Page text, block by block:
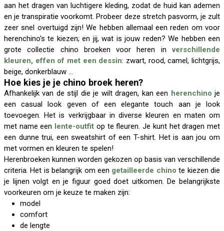
aan het dragen van luchtigere kleding, zodat de huid kan ademen
en je transpiratie voorkomt. Probeer deze stretch pasvorm, je zult
zeer snel overtuigd zijn! We hebben allemaal een reden om voor
herenchino's te kiezen; en jij, wat is jouw reden? We hebben een
grote collectie chino broeken voor heren inverschillende
kleuren, effen of met een dessin: zwart, rood, camel, lichtgrijs,
beige, donkerblauw ...
Hoe kies je je chino broek heren?
Afhankelijk van de stijl die je wilt dragen, kan een herenchino je
een casual look geven of een elegante touch aan je look
toevoegen. Het is verkrijgbaar in diverse kleuren en maten om
met name een lente-outfit op te fleuren. Je kunt het dragen met
een dunne trui, een sweatshirt of een T-shirt. Het is aan jou om
met vormen en kleuren te spelen!
Herenbroeken kunnen worden gekozen op basis van verschillende
criteria. Het is belangrijk om een getailleerde chino te kiezen die
je lijnen volgt en je figuur goed doet uitkomen. De belangrijkste
voorkeuren om je keuze te maken zijn:
model
comfort
de lengte